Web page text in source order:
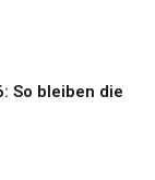
So bleiben die